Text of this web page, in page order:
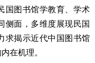
国图书馆学教育、学术
侧面，多维度展现民国
求揭示近代中国图书馆
在机理。